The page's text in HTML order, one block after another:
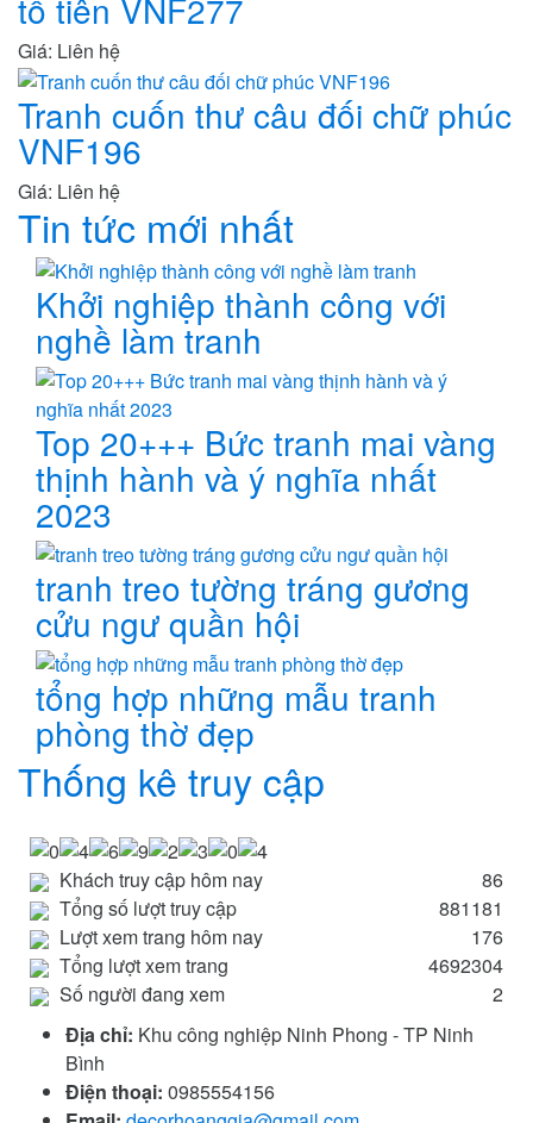
tổ tiên VNF277
Giá: Liên hệ
Tranh cuốn thư câu đối chữ phúc
VNF196
Giá: Liên hệ
Tin tức mới nhất
Khởi nghiệp thành công với
nghề làm tranh
Top 20+++ Bức tranh mai vàng
thịnh hành và ý nghĩa nhất
2023
tranh treo tường tráng gương
cửu ngư quần hội
tổng hợp những mẫu tranh
phòng thờ đẹp
Thống kê truy cập
Khách truy cập hôm nay
86
Tổng số lượt truy cập
881181
Lượt xem trang hôm nay
176
Tổng lượt xem trang
4692304
Số người đang xem
2
Địa chỉ: Khu công nghiệp Ninh Phong - TP Ninh
Bình
Điện thoại: 0985554156